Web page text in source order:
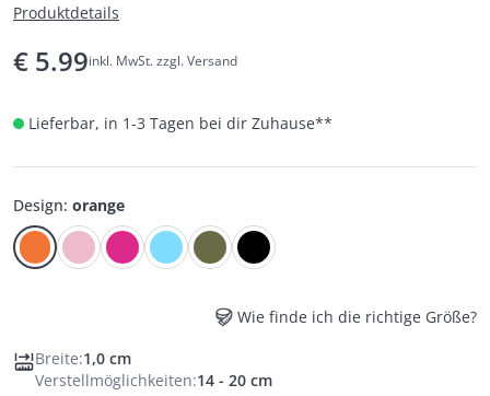
Produktdetails
€ 5.99inkl. MwSt. zzgl. Versand
Lieferbar, in 1-3 Tagen bei dir Zuhause**
Design: orange
Wie finde ich die richtige Größe?
Breite:1,0 cm
Verstellmöglichkeiten:14 - 20 cm